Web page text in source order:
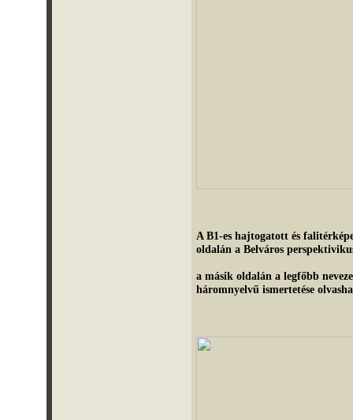
A B1-es hajtogatott és
oldalán a Belváros
a másik oldalán a legfőbb
háromnyelvű ismertetése